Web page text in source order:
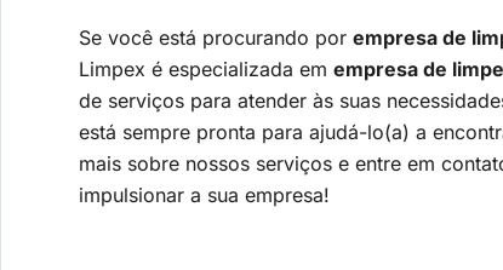
Se você está procurando por empresa de
Limpex é especializada em empresa de
de serviços para atender às suas
está sempre pronta para ajudá-lo(a) a
mais sobre nossos serviços e entre em
impulsionar a sua empresa!